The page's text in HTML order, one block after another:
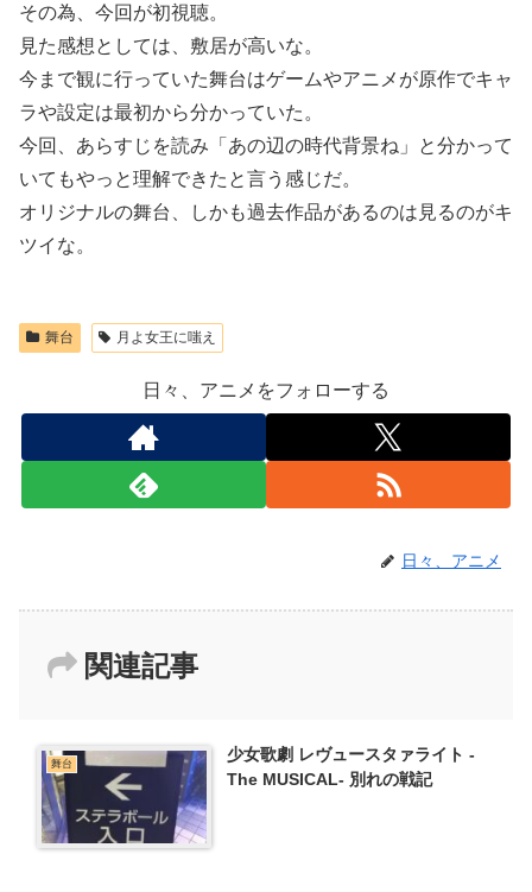
その為、今回が初視聴。
見た感想としては、敷居が高いな。
今まで観に行っていた舞台はゲームやアニメが原作でキャ
ラや設定は最初から分かっていた。
今回、あらすじを読み「あの辺の時代背景ね」と分かって
いてもやっと理解できたと言う感じだ。
オリジナルの舞台、しかも過去作品があるのは見るのがキ
ツイな。
舞台 月よ女王に嗤え
日々、アニメをフォローする
日々、アニメ
関連記事
舞台
少女歌劇 レヴュースタァライト -
The MUSICAL- 別れの戦記